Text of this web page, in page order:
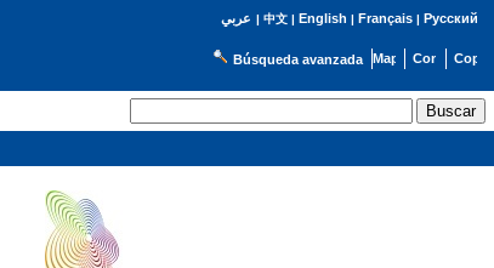
عربي | 中文| English | Français| Русский
Búsqueda avanzada